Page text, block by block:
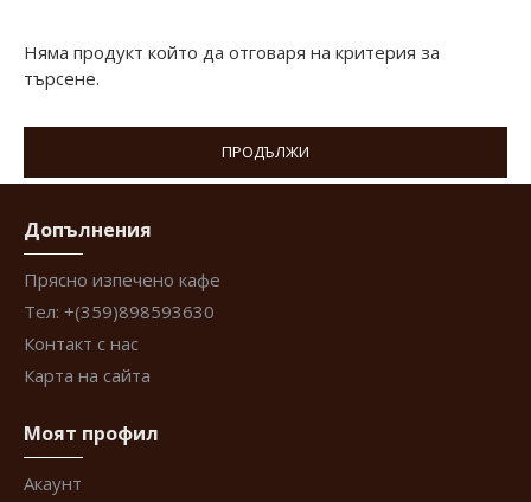
Няма продукт който да отговаря на критерия за
търсене.
ПРОДЪЛЖИ
Допълнения
Прясно изпечено кафе
Тел: +(359)898593630
Контакт с нас
Карта на сайта
Моят профил
Акаунт